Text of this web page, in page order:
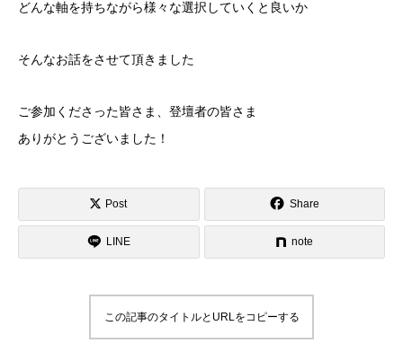
どんな軸を持ちながら様々な選択していくと良いか
そんなお話をさせて頂きました
ご参加くださった皆さま、登壇者の皆さま
ありがとうございました！
Post Share
LINE note
この記事のタイトルとURLをコピーする